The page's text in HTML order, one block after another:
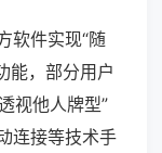
软件实现“随
能，部分用户
视他人牌型”
连接等技术手